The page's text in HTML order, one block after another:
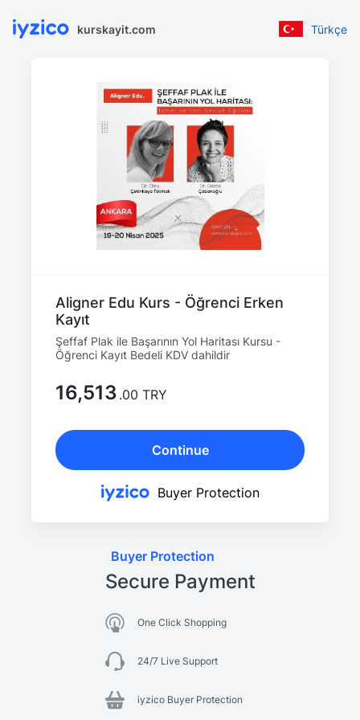
kurskayit.com Türkçe
Aligner Edu Kurs - Öğrenci Erken
Kayıt
Şeffaf Plak ile Başarının Yol Haritası Kursu -
Öğrenci Kayıt Bedeli KDV dahildir
16,513 .00 TRY
Continue
Buyer Protection
Buyer Protection
Secure Payment
One Click Shopping
24/7 Live Support
iyzico Buyer Protection